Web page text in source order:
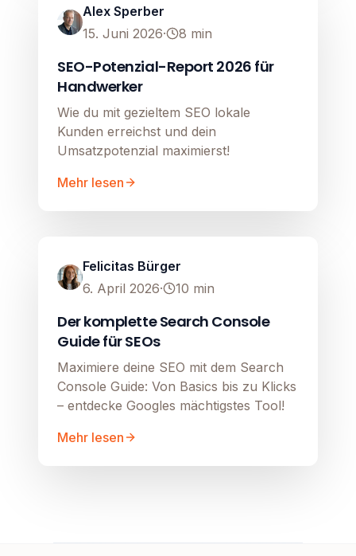
Alex Sperber
15. Juni 2026· 8 min
SEO-Potenzial-Report 2026 für
Handwerker
Wie du mit gezieltem SEO lokale
Kunden erreichst und dein
Umsatzpotenzial maximierst!
Mehr lesen
Felicitas Bürger
6. April 2026· 10 min
Der komplette Search Console
Guide für SEOs
Maximiere deine SEO mit dem Search
Console Guide: Von Basics bis zu Klicks
– entdecke Googles mächtigstes Tool!
Mehr lesen